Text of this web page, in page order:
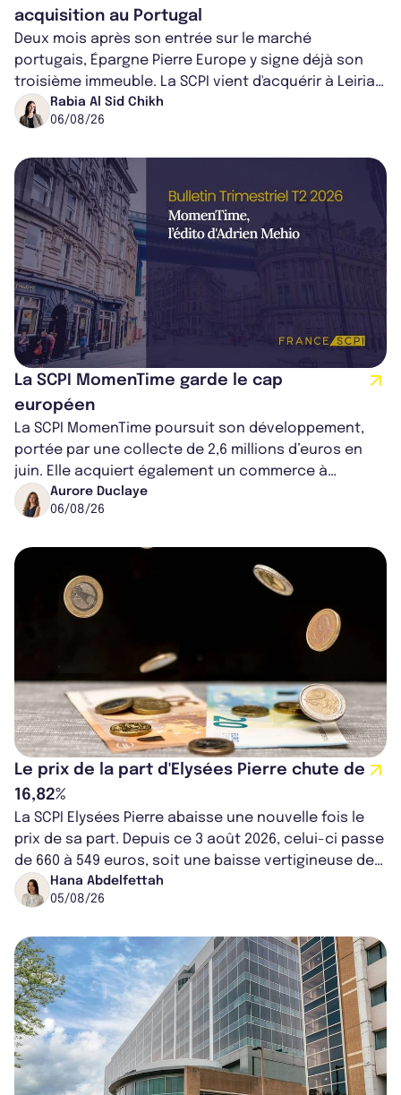
acquisition au Portugal
Deux mois après son entrée sur le marché
portugais, Épargne Pierre Europe y signe déjà son
troisième immeuble. La SCPI vient d'acquérir à Leiria,
dans le centre du pays, un établis...
Rabia Al Sid Chikh
06/08/26
La SCPI MomenTime garde le cap
européen
La SCPI MomenTime poursuit son développement,
portée par une collecte de 2,6 millions d’euros en
juin. Elle acquiert également un commerce à
Worcester, place une plateforme logisti...
Aurore Duclaye
06/08/26
Le prix de la part d'Elysées Pierre chute de
16,82%
La SCPI Elysées Pierre abaisse une nouvelle fois le
prix de sa part. Depuis ce 3 août 2026, celui-ci passe
de 660 à 549 euros, soit une baisse vertigineuse de
16,82%. Cette nouvell...
Hana Abdelfettah
05/08/26